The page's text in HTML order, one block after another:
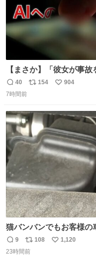
【まさか】「彼女が事
した男、AIの相談履歴で“ウソ発覚” 警察
収して解析すると、出頭
かし、AIの回答は「正直
返
信
40
リ
ト
数
154
い
数
904
7時間前
猫バンバンでもお客様の
🐈 救出しようとした工
膨れ上がり、傷だらけ血
返
信
9
リ
ポ
108
い
1,120
23時間前